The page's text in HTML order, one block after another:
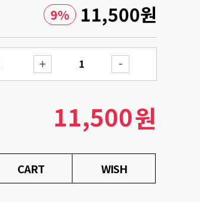
9% 11,500원
11,500원
CART WISH